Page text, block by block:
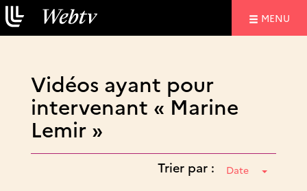
MENU
Vidéos ayant pour
intervenant « Marine
Lemir »
Trier par : Date